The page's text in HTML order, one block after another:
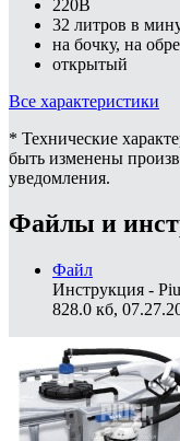
220В
32 литров в
на бочку, на
открытый
Все характеристики
* Технические
быть изменены
уведомления.
Файлы и
Файл
Инструкция -
828.0 кб,